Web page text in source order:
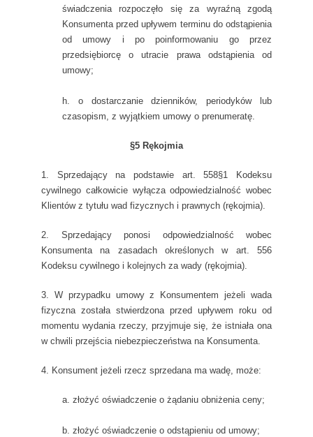
świadczenia rozpoczęło się za wyraźną zgodą
Konsumenta przed upływem terminu do odstąpienia
od umowy i po poinformowaniu go przez
przedsiębiorcę o utracie prawa odstąpienia od
umowy;
h. o dostarczanie dzienników, periodyków lub
czasopism, z wyjątkiem umowy o prenumeratę.
§5 Rękojmia
1. Sprzedający na podstawie art. 558§1 Kodeksu
cywilnego całkowicie wyłącza odpowiedzialność wobec
Klientów z tytułu wad fizycznych i prawnych (rękojmia).
2. Sprzedający ponosi odpowiedzialność wobec
Konsumenta na zasadach określonych w art. 556
Kodeksu cywilnego i kolejnych za wady (rękojmia).
3. W przypadku umowy z Konsumentem jeżeli wada
fizyczna została stwierdzona przed upływem roku od
momentu wydania rzeczy, przyjmuje się, że istniała ona
w chwili przejścia niebezpieczeństwa na Konsumenta.
4. Konsument jeżeli rzecz sprzedana ma wadę, może:
a. złożyć oświadczenie o żądaniu obniżenia ceny;
b. złożyć oświadczenie o odstąpieniu od umowy;